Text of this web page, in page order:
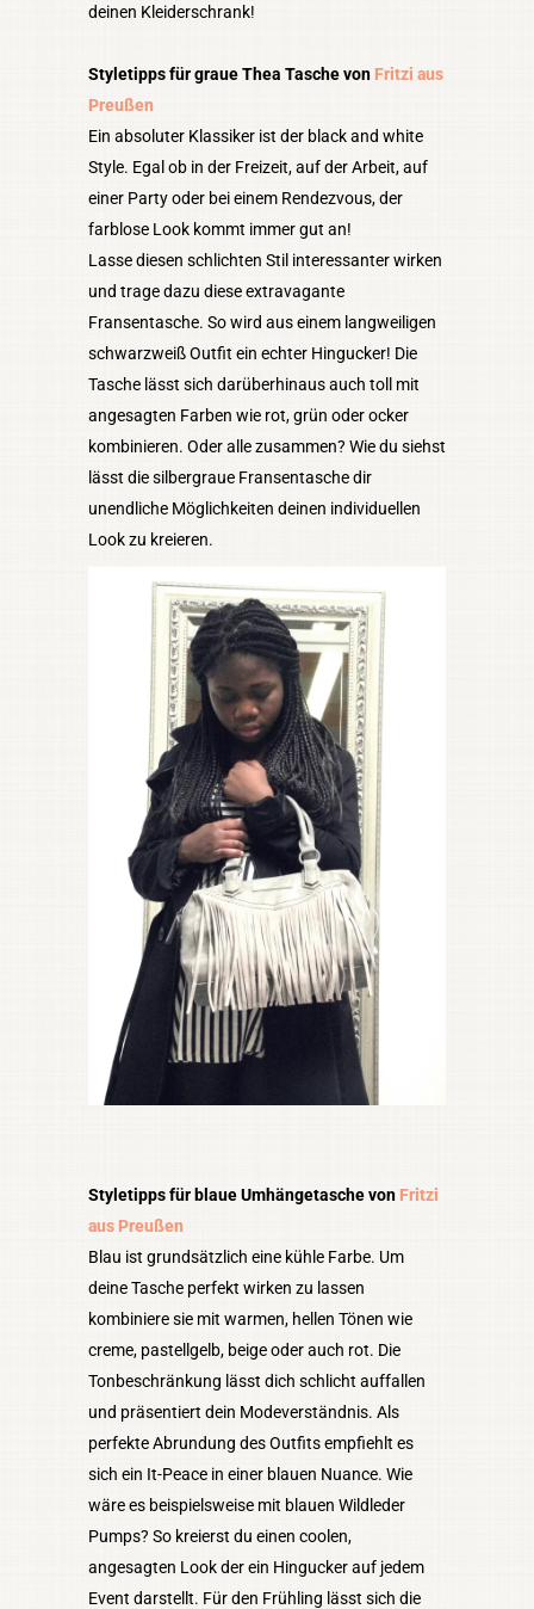
deinen Kleiderschrank!
Styletipps für graue Thea Tasche von Fritzi aus
Preußen
Ein absoluter Klassiker ist der black and white
Style. Egal ob in der Freizeit, auf der Arbeit, auf
einer Party oder bei einem Rendezvous, der
farblose Look kommt immer gut an!
Lasse diesen schlichten Stil interessanter wirken
und trage dazu diese extravagante
Fransentasche. So wird aus einem langweiligen
schwarzweiß Outfit ein echter Hingucker! Die
Tasche lässt sich darüberhinaus auch toll mit
angesagten Farben wie rot, grün oder ocker
kombinieren. Oder alle zusammen? Wie du siehst
lässt die silbergraue Fransentasche dir
unendliche Möglichkeiten deinen individuellen
Look zu kreieren.
Styletipps für blaue Umhängetasche vonFritzi
aus Preußen
Blau ist grundsätzlich eine kühle Farbe. Um
deine Tasche perfekt wirken zu lassen
kombiniere sie mit warmen, hellen Tönen wie
creme, pastellgelb, beige oder auch rot. Die
Tonbeschränkung lässt dich schlicht auffallen
und präsentiert dein Modeverständnis. Als
perfekte Abrundung des Outfits empfiehlt es
sich ein It-Peace in einer blauen Nuance. Wie
wäre es beispielsweise mit blauen Wildleder
Pumps? So kreierst du einen coolen,
angesagten Look der ein Hingucker auf jedem
Event darstellt. Für den Frühling lässt sich die